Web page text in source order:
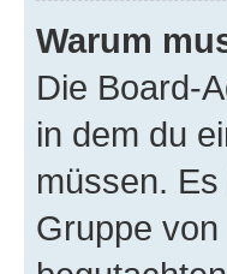
Warum
Die Board-
in dem du
müssen.
Gruppe